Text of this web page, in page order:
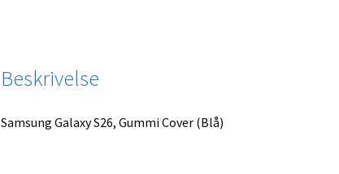
Beskrivelse
Samsung Galaxy S26, Gummi Cover (Blå)